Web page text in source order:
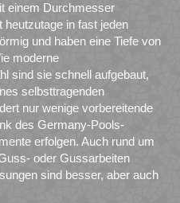
einem Durchmesser
in fast jeden
und haben eine Tiefe von
moderne
sind sie schnell aufgebaut,
selbsttragenden
nur wenige vorbereitende
des Germany-Pools-
erfolgen. Auch rund um
oder Gussarbeiten
sind besser, aber auch